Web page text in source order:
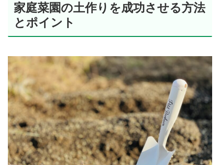
家庭菜園の土作りを成功させる方法
とポイント